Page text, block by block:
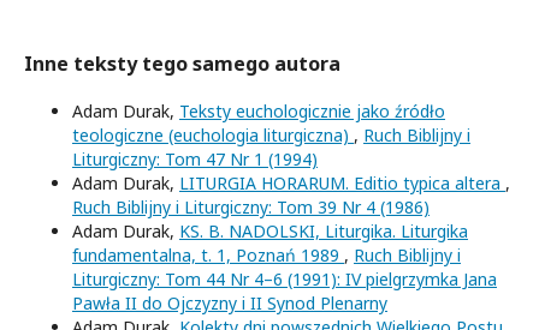
Inne teksty tego samego autora
Adam Durak, Teksty euchologicznie jako źródło
teologiczne (euchologia liturgiczna) , Ruch Biblijny i
Liturgiczny: Tom 47 Nr 1 (1994)
Adam Durak, LITURGIA HORARUM. Editio typica altera ,
Ruch Biblijny i Liturgiczny: Tom 39 Nr 4 (1986)
Adam Durak, KS. B. NADOLSKI, Liturgika. Liturgika
fundamentalna, t. 1, Poznań 1989 , Ruch Biblijny i
Liturgiczny: Tom 44 Nr 4–6 (1991): IV pielgrzymka Jana
Pawła II do Ojczyzny i II Synod Plenarny